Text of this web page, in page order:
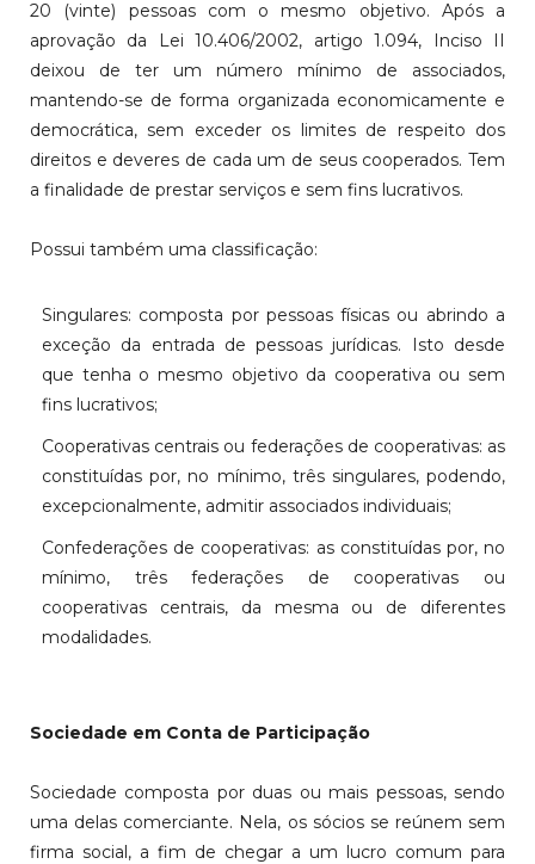
20 (vinte) pessoas com o mesmo objetivo. Após a
aprovação da Lei 10.406/2002, artigo 1.094, Inciso II
deixou de ter um número mínimo de associados,
mantendo-se de forma organizada economicamente e
democrática, sem exceder os limites de respeito dos
direitos e deveres de cada um de seus cooperados. Tem
a finalidade de prestar serviços e sem fins lucrativos.
Possui também uma classificação:
Singulares: composta por pessoas físicas ou abrindo a
exceção da entrada de pessoas jurídicas. Isto desde
que tenha o mesmo objetivo da cooperativa ou sem
fins lucrativos;
Cooperativas centrais ou federações de coo­perativas: as
constituídas por, no mínimo, três singulares, podendo,
excepcionalmente, admitir associados individuais;
Confederações de cooperativas: as constituídas por, no
mínimo, três federações de cooperativas ou
cooperativas centrais, da mesma ou de diferentes
modalidades.
Sociedade em Conta de Participação
Sociedade composta por duas ou mais pessoas, sendo
uma delas comerciante. Nela, os sócios se reúnem sem
firma social, a fim de chegar a um lucro comum para